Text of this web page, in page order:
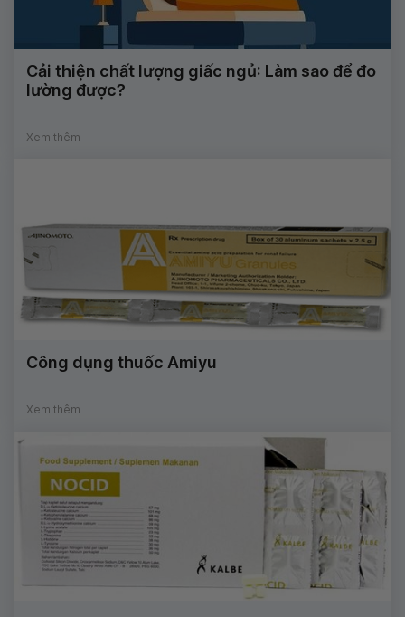
Cải thiện chất lượng giấc ngủ: Làm sao để đo
lường được?
Xem thêm
Công dụng thuốc Amiyu
Xem thêm